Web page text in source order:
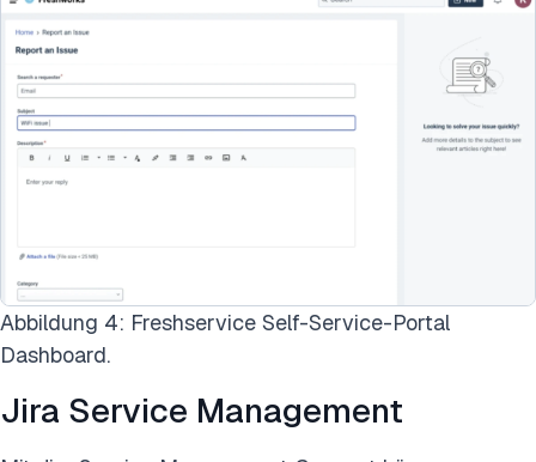
Abbildung 4: Freshservice Self-Service-Portal
Dashboard.
Jira Service Management